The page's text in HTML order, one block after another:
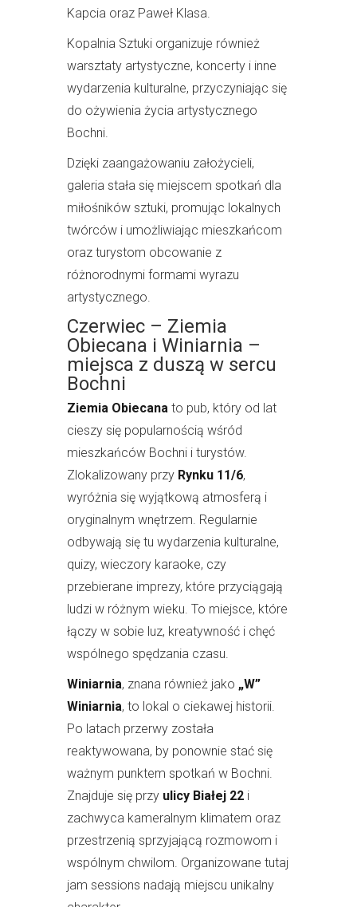
Kapcia oraz Paweł Klasa.
Kopalnia Sztuki organizuje również
warsztaty artystyczne, koncerty i inne
wydarzenia kulturalne, przyczyniając się
do ożywienia życia artystycznego
Bochni.
Dzięki zaangażowaniu założycieli,
galeria stała się miejscem spotkań dla
miłośników sztuki, promując lokalnych
twórców i umożliwiając mieszkańcom
oraz turystom obcowanie z
różnorodnymi formami wyrazu
artystycznego.
Czerwiec – Ziemia
Obiecana i Winiarnia –
miejsca z duszą w sercu
Bochni
Ziemia Obiecana to pub, który od lat
cieszy się popularnością wśród
mieszkańców Bochni i turystów.
Zlokalizowany przy Rynku 11/6,
wyróżnia się wyjątkową atmosferą i
oryginalnym wnętrzem. Regularnie
odbywają się tu wydarzenia kulturalne,
quizy, wieczory karaoke, czy
przebierane imprezy, które przyciągają
ludzi w różnym wieku. To miejsce, które
łączy w sobie luz, kreatywność i chęć
wspólnego spędzania czasu.
Winiarnia, znana również jako „W”
Winiarnia, to lokal o ciekawej historii.
Po latach przerwy została
reaktywowana, by ponownie stać się
ważnym punktem spotkań w Bochni.
Znajduje się przy ulicy Białej 22 i
zachwyca kameralnym klimatem oraz
przestrzenią sprzyjającą rozmowom i
wspólnym chwilom. Organizowane tutaj
jam sessions nadają miejscu unikalny